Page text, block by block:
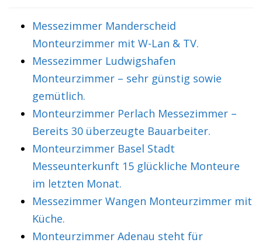
Messezimmer Manderscheid
Monteurzimmer mit W-Lan & TV.
Messezimmer Ludwigshafen
Monteurzimmer – sehr günstig sowie
gemütlich.
Monteurzimmer Perlach Messezimmer –
Bereits 30 überzeugte Bauarbeiter.
Monteurzimmer Basel Stadt
Messeunterkunft 15 glückliche Monteure
im letzten Monat.
Messezimmer Wangen Monteurzimmer mit
Küche.
Monteurzimmer Adenau steht für